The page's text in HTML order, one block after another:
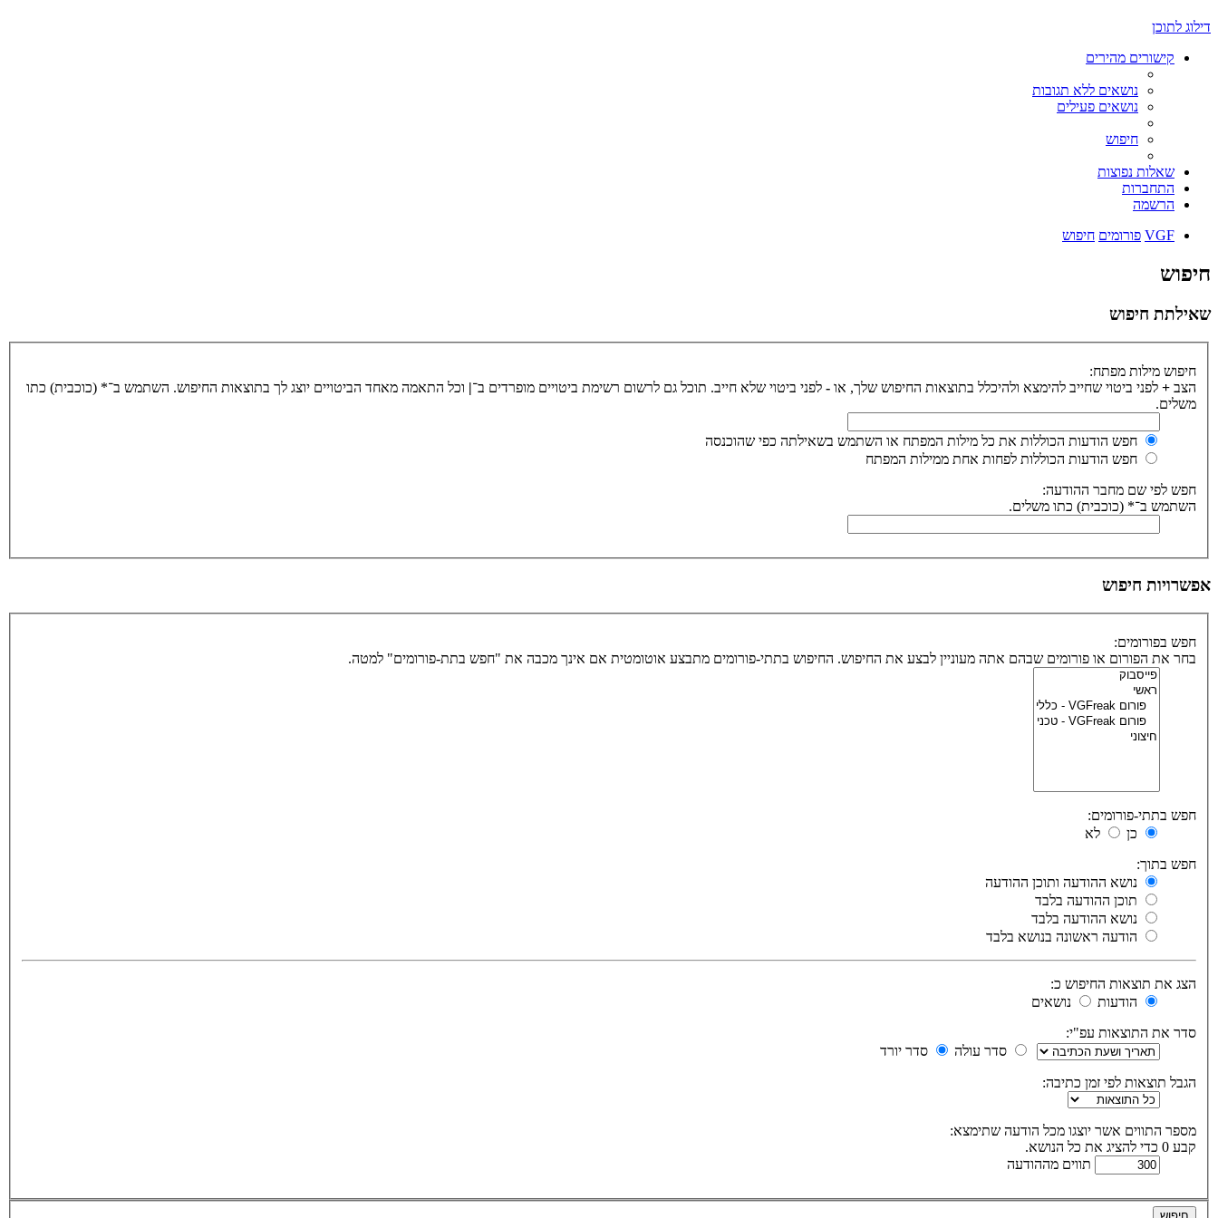
דילוג לתוכן
קישורים מהירים
נושאים ללא תגובות
נושאים פעילים
חיפוש
שאלות נפוצות
התחברות
הרשמה
VGF פורומים חיפוש
חיפוש
שאילתת חיפוש
חיפוש מילות מפתח:
הצב + לפני ביטוי שחייב להימצא ולהיכלל בתוצאות החיפוש שלך, או - לפני ביטוי שלא חייב. תוכל גם לרשום רשימת ביטויים מופרדים ב־| וכל התאמה מאחד הביטויים יוצג לך בתוצאות החיפוש. השתמש ב־* (כוכבית) כתו
משלים.
חפש הודעות הכוללות את כל מילות המפתח או השתמש בשאילתה כפי שהוכנסה
חפש הודעות הכוללות לפחות אחת ממילות המפתח
חפש לפי שם מחבר ההודעה:
השתמש ב־* (כוכבית) כתו משלים.
אפשרויות חיפוש
חפש בפורומים:
בחר את הפורום או פורומים שבהם אתה מעוניין לבצע את החיפוש. החיפוש בתתי-פורומים מתבצע אוטומטית אם אינך מכבה את "חפש בתת-פורומים" למטה.
חפש בתתי-פורומים:
כן
לא
חפש בתוך:
נושא ההודעה ותוכן ההודעה
תוכן ההודעה בלבד
נושא ההודעה בלבד
הודעה ראשונה בנושא בלבד
הצג את תוצאות החיפוש כ:
הודעות
נושאים
סדר את התוצאות עפ"י:
סדר עולה
סדר יורד
הגבל תוצאות לפי זמן כתיבה:
מספר התווים אשר יוצגו מכל הודעה שתימצא:
קבע 0 כדי להציג את כל הנושא.
תווים מההודעה